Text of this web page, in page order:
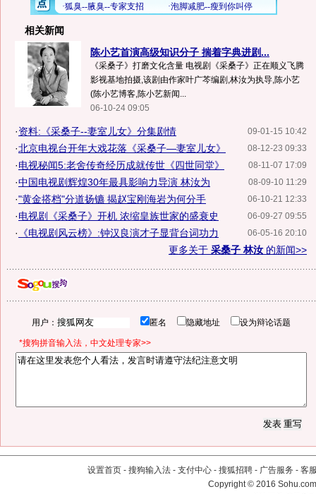
相关新闻
陈小艺首演高级知识分子 揣着字典进剧...
《采桑子》打磨文化含量 电视剧《采桑子》正在顺义飞腾
影视基地拍摄,该剧由作家叶广芩编剧,林汝为执导,陈小艺
(陈小艺博客,陈小艺新闻...
06-10-24 09:05
09-01-15 10:42
·资料:《采桑子--妻室儿女》分集剧情
08-12-23 09:33
·北京电视台开年大戏花落《采桑子—妻室儿女》
08-11-07 17:09
·电视秘闻5:老舍传奇经历成就传世《四世同堂》
08-09-10 11:29
·中国电视剧辉煌30年最具影响力导演 林汝为
06-10-21 12:33
·"黄金搭档"分道扬镳 揭赵宝刚海岩为何分手
06-09-27 09:55
·电视剧《采桑子》开机 浓缩皇族世家的盛衰史
06-05-16 20:10
·
《电视剧风云榜》:钟汉良演才子显背台词功力
更多关于 采桑子 林汝的新闻>>
用户： 匿名 隐藏地址 设为辩论话题
*搜狗拼音输入法，中文处理专家>>
设置首页 - 搜狗输入法 - 支付中心 - 搜狐招聘 - 广告服务 - 客
Copyright©2016